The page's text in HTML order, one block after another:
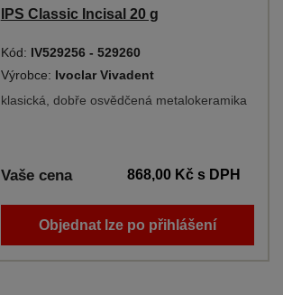
IPS Classic Incisal 20 g
Kód: IV529256 - 529260
Výrobce: Ivoclar Vivadent
klasická, dobře osvědčená metalokeramika
Vaše cena 868,00 Kč s DPH
Objednat lze po přihlášení